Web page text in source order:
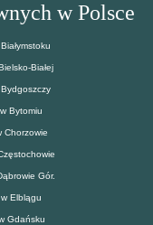
w Polsce
Białej
Bytomiu
Chorzowie
Gór.
Elblągu
Gdańsku